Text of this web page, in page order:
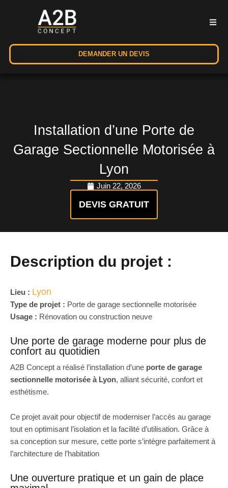
DEMANDER UN DEVIS
Installation d’une Porte de
Garage Sectionnelle Motorisée à
Lyon
Juin 22, 2026
DEVIS GRATUIT
Description du projet :
Lieu : Lyon
Type de projet : Porte de garage sectionnelle motorisée
Usage : Rénovation ou construction neuve
Une porte de garage moderne pour plus de
confort au quotidien
A2B Concept a réalisé l’installation d’une porte de garage
sectionnelle motorisée à Lyon, alliant sécurité, confort et
esthétisme.
Ce projet avait pour objectif de moderniser l’accès au garage
tout en optimisant l’isolation et la facilité d’utilisation. Grâce à
sa conception sur mesure, cette porte s’intègre parfaitement à
l’architecture de l’habitation
Une ouverture pratique et un gain de place